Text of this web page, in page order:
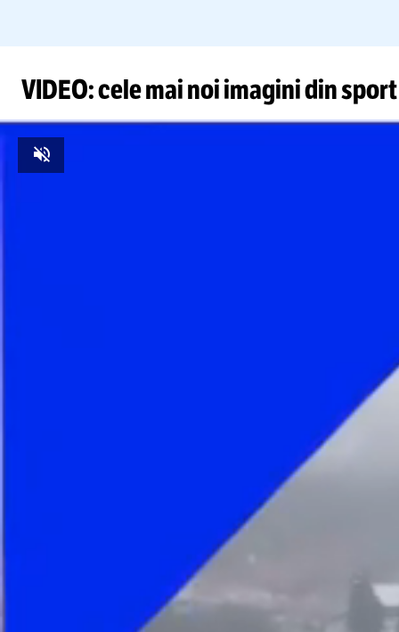
VIDEO: cele mai noi imagini din sport
Unmute